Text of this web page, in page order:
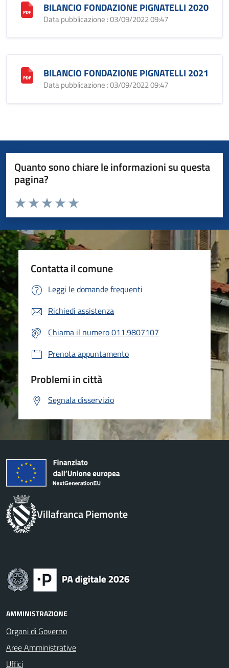
BILANCIO FONDAZIONE PIGNATELLI 2020
Data pubblicazione : 03/09/2022 09:47
BILANCIO FONDAZIONE PIGNATELLI 2021
Data pubblicazione : 03/09/2022 09:47
Quanto sono chiare le informazioni su questa
pagina?
Valuta da 1 a 5 stelle la pagina
Valuta 5 stelle su 5
Valuta 4 stelle su 5
Valuta 3 stelle su 5
Valuta 2 stelle su 5
Valuta 1 stelle su 5
Contatta il comune
Leggi le domande frequenti
Richiedi assistenza
Chiama il numero 011.9807107
Prenota appuntamento
Problemi in città
Segnala disservizio
Villafranca Piemonte
AMMINISTRAZIONE
Organi di Governo
Aree Amministrative
Uffici